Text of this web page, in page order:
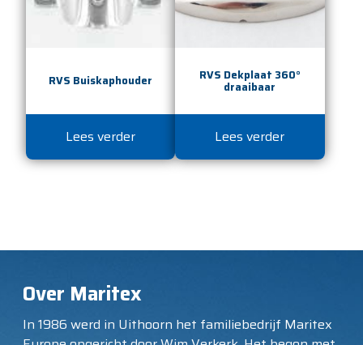
RVS Buiskaphouder
Lees verder
RVS Dekplaat 360°
draaibaar
Lees verder
Over Maritex
In 1986 werd in Uithoorn het familiebedrijf Maritex